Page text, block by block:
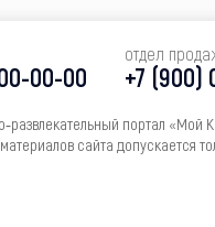
00-00
отдел
+7 (900)
портал «Мой
сайта допускается